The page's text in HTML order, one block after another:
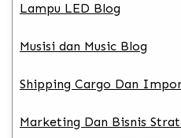
Lampu LED Blog
Musisi dan Music Blog
Shipping Cargo Dan
Marketing Dan Bisnis